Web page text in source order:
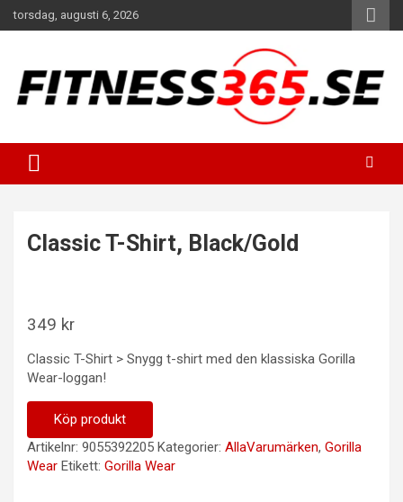
Hoppa
till
torsdag, augusti 6, 2026
FITNESS365
Classic T-Shirt, Black/Gold
349 kr
Classic T-Shirt > Snygg t-shirt med den klassiska Gorilla
Wear-loggan!
Köp produkt
Artikelnr: 9055392205 Kategorier: AllaVarumärken, Gorilla
Wear Etikett: Gorilla Wear